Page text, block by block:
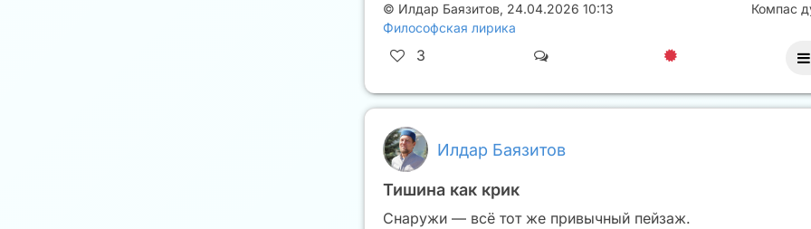
© Илдар Баязитов, 24.04.2026 10:13
Философская лирика
Компас
3
Илдар Баязитов
Тишина как крик
Снаружи — всё тот же привычный пейзаж.